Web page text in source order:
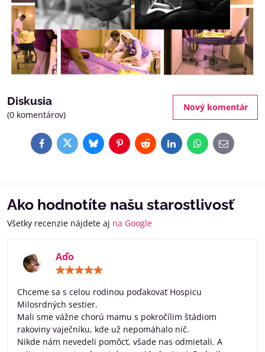
Diskusia
(0 komentárov)
Nový komentár
FacebookTwitterBlueskyPinterestRedditLinkedInWhatsApp
E-
mail
Ako hodnotíte našu starostlivosť
Všetky recenzie nájdete aj na Google
Aďo
5
Chceme sa s celou rodinou poďakovať Hospicu
Milosrdných sestier.
Mali sme vážne chorú mamu s pokročílim štádiom
rakoviny vaječníku, kde už nepomáhalo nič.
Nikde nám nevedeli pomôcť, všade nas odmietali. A